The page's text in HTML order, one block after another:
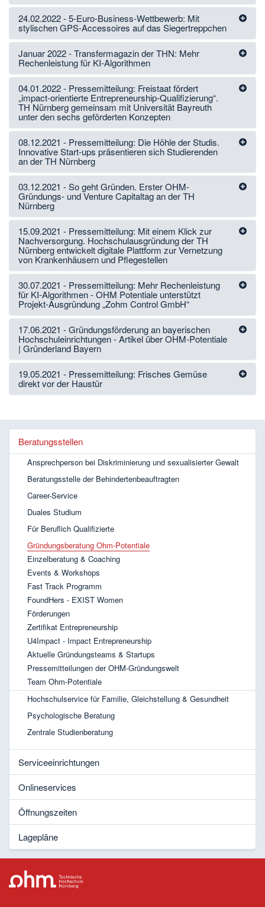
24.02.2022 - 5-Euro-Business-Wettbewerb: Mit
stylischen GPS-Accessoires auf das Siegertreppchen
Januar 2022 - Transfermagazin der THN: Mehr
Rechenleistung für KI-Algorithmen
04.01.2022 - Pressemitteilung: Freistaat fördert
„impact-orientierte Entrepreneurship-Qualifizierung“.
TH Nürnberg gemeinsam mit Universität Bayreuth
unter den sechs geförderten Konzepten
08.12.2021 - Pressemitteilung: Die Höhle der Studis.
Innovative Start-ups präsentieren sich Studierenden
an der TH Nürnberg
03.12.2021 - So geht Gründen. Erster OHM-
Gründungs- und Venture Capitaltag an der TH
Nürnberg
15.09.2021 - Pressemitteilung: Mit einem Klick zur
Nachversorgung. Hochschulausgründung der TH
Nürnberg entwickelt digitale Plattform zur Vernetzung
von Krankenhäusern und Pflegestellen
30.07.2021 - Pressemitteilung: Mehr Rechenleistung
für KI-Algorithmen - OHM Potentiale unterstützt
Projekt-Ausgründung „Zohm Control GmbH“
17.06.2021 - Gründungsförderung an bayerischen
Hochschuleinrichtungen - Artikel über OHM-Potentiale
| Gründerland Bayern
19.05.2021 - Pressemitteilung: Frisches Gemüse
direkt vor der Haustür
Beratungsstellen
Ansprechperson bei Diskriminierung und sexualisierter Gewalt
Beratungsstelle der Behindertenbeauftragten
Career-Service
Duales Studium
Für Beruflich Qualifizierte
Gründungsberatung Ohm-Potentiale
Einzelberatung & Coaching
Events & Workshops
Fast Track Programm
FoundHers - EXIST Women
Förderungen
Zertifikat Entrepreneurship
U4Impact - Impact Entrepreneurship
Aktuelle Gründungsteams & Startups
Pressemitteilungen der OHM-Gründungswelt
Team Ohm-Potentiale
Hochschulservice für Familie, Gleichstellung & Gesundheit
Psychologische Beratung
Zentrale Studienberatung
Serviceeinrichtungen
Onlineservices
Öffnungszeiten
Lagepläne